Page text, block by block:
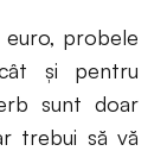
probele
și pentru
sunt doar
trebui să vă